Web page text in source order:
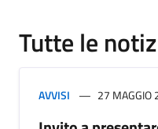
Tutte le
AVVISI 27 MAGGIO